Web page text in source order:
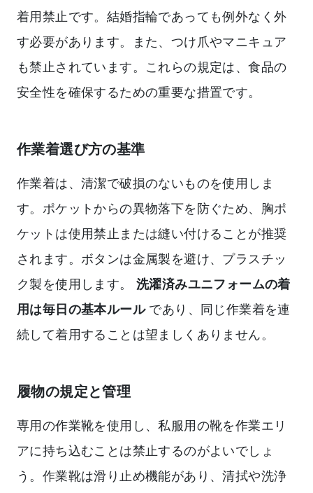
着用禁止です。結婚指輪であっても例外なく外
す必要があります。また、つけ爪やマニキュア
も禁止されています。これらの規定は、食品の
安全性を確保するための重要な措置です。
作業着選び方の基準
作業着は、清潔で破損のないものを使用しま
す。ポケットからの異物落下を防ぐため、胸ポ
ケットは使用禁止または縫い付けることが推奨
されます。ボタンは金属製を避け、プラスチッ
ク製を使用します。 洗濯済みユニフォームの着
用は毎日の基本ルールであり、同じ作業着を連
続して着用することは望ましくありません。
履物の規定と管理
専用の作業靴を使用し、私服用の靴を作業エリ
アに持ち込むことは禁止するのがよいでしょ
う。作業靴は滑り止め機能があり、清拭や洗浄